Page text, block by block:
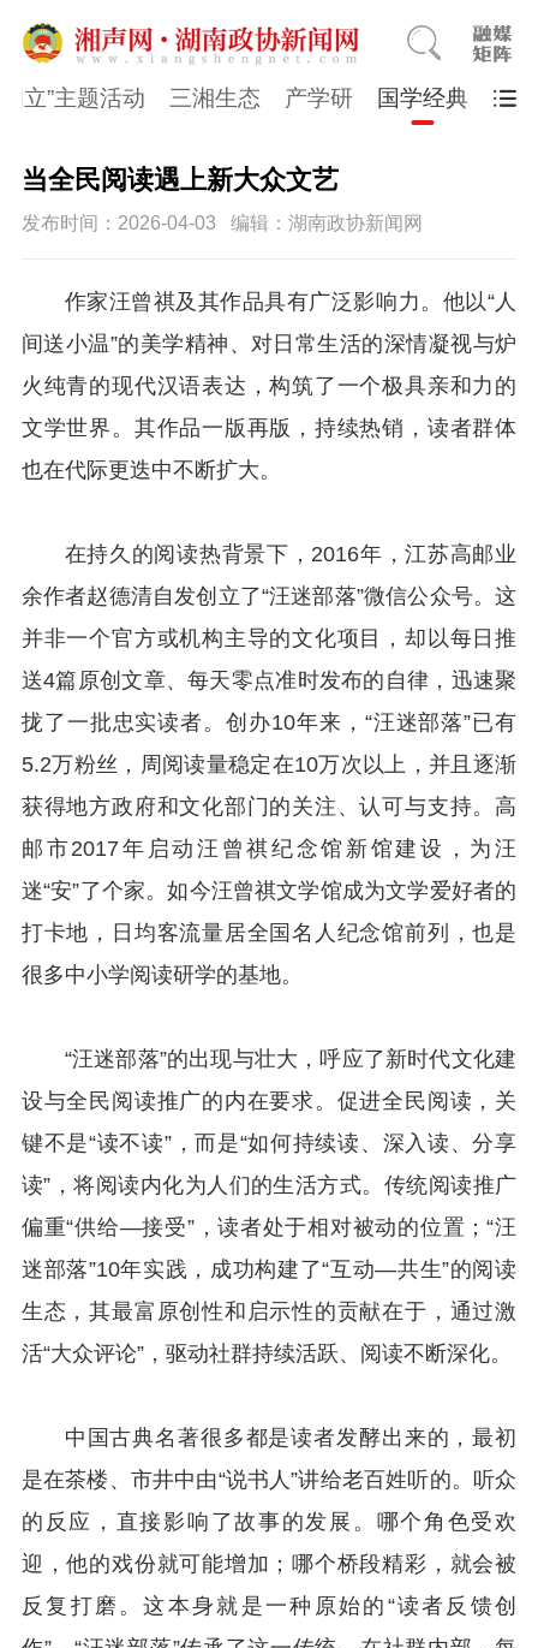
立”主题活动 三湘生态 产学研 国学经典
当全民阅读遇上新大众文艺
发布时间：2026-04-03 编辑：湖南政协新闻网
作家汪曾祺及其作品具有广泛影响力。他以“人
间送小温”的美学精神、对日常生活的深情凝视与炉
火纯青的现代汉语表达，构筑了一个极具亲和力的
文学世界。其作品一版再版，持续热销，读者群体
也在代际更迭中不断扩大。
在持久的阅读热背景下，2016年，江苏高邮业
余作者赵德清自发创立了“汪迷部落”微信公众号。这
并非一个官方或机构主导的文化项目，却以每日推
送4篇原创文章、每天零点准时发布的自律，迅速聚
拢了一批忠实读者。创办10年来，“汪迷部落”已有
5.2万粉丝，周阅读量稳定在10万次以上，并且逐渐
获得地方政府和文化部门的关注、认可与支持。高
邮市2017年启动汪曾祺纪念馆新馆建设，为汪
迷“安”了个家。如今汪曾祺文学馆成为文学爱好者的
打卡地，日均客流量居全国名人纪念馆前列，也是
很多中小学阅读研学的基地。
“汪迷部落”的出现与壮大，呼应了新时代文化建
设与全民阅读推广的内在要求。促进全民阅读，关
键不是“读不读”，而是“如何持续读、深入读、分享
读”，将阅读内化为人们的生活方式。传统阅读推广
偏重“供给—接受”，读者处于相对被动的位置；“汪
迷部落”10年实践，成功构建了“互动—共生”的阅读
生态，其最富原创性和启示性的贡献在于，通过激
活“大众评论”，驱动社群持续活跃、阅读不断深化。
中国古典名著很多都是读者发酵出来的，最初
是在茶楼、市井中由“说书人”讲给老百姓听的。听众
的反应，直接影响了故事的发展。哪个角色受欢
迎，他的戏份就可能增加；哪个桥段精彩，就会被
反复打磨。这本身就是一种原始的“读者反馈创